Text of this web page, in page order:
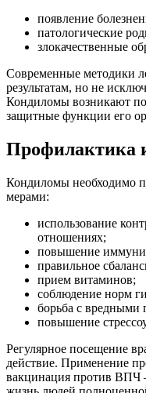
появление
патологические
злокачественные
Современные методики
результатам, но не
Кондиломы возникают
защитные функции его
Кондиломы необходимо
мерами:
использование
отношениях;
повышение
правильное
прием витаминов;
соблюдение норм
борьба с вредными
повышение
Регулярное посещение
действие. Применение
вакцинация против ВПЧ